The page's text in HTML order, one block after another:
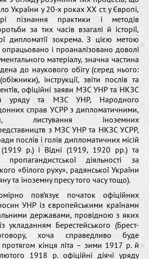
України у 20-х роках ХХ ст. у Європі,
пізнання практики і методів
за тих часів взагалі й історії,
дипломатії зокрема. З цією метою
і проаналізовано доволі
матеріалу, значна частина
до наукового обігу (серед нього:
інструкції, звіти послів та
офіційні заяви МЗС УНР та НКЗС
уряду та МЗС УНР, Народного
справ УСРР з дипломатичними,
листування іноземних
з МЗС УНР та НКЗС УСРР,
послів і голів дипломатичних місій
р.) і Відні (1919, 1920 рр.) та
діяльності за
«білого руху», радянської України
та іноземну пресу того часу тощо).
пов’язує початок офіційних
УНР із європейськими країнами
державами, провідною з яких
укладанням Берестейського (Брест-
хоча справедливо буде
кінця літа – зими 1917 р. й
1918 р. офіційні діячі уряду